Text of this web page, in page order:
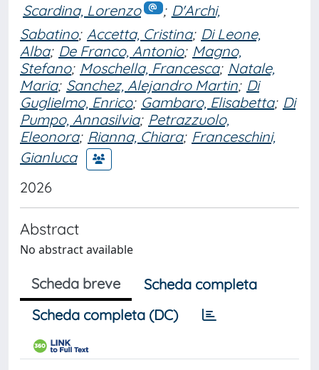
Scardina, Lorenzo ; D'Archi,
Sabatino; Accetta, Cristina; Di Leone,
Alba; De Franco, Antonio; Magno,
Stefano; Moschella, Francesca; Natale,
Maria; Sanchez, Alejandro Martin; Di
Guglielmo, Enrico; Gambaro, Elisabetta; Di
Pumpo, Annasilvia; Petrazzuolo,
Eleonora; Rianna, Chiara; Franceschini,
Gianluca
2026
Abstract
No abstract available
Scheda breve
Scheda completa
Scheda completa (DC)